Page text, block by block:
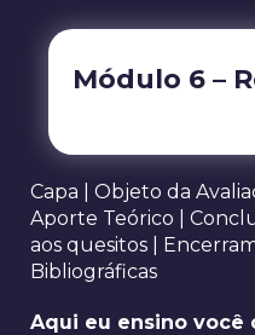
Módulo 6 –
Capa | Objeto da
Aporte Teórico |
aos quesitos |
Bibliográficas
Aqui eu ensino você